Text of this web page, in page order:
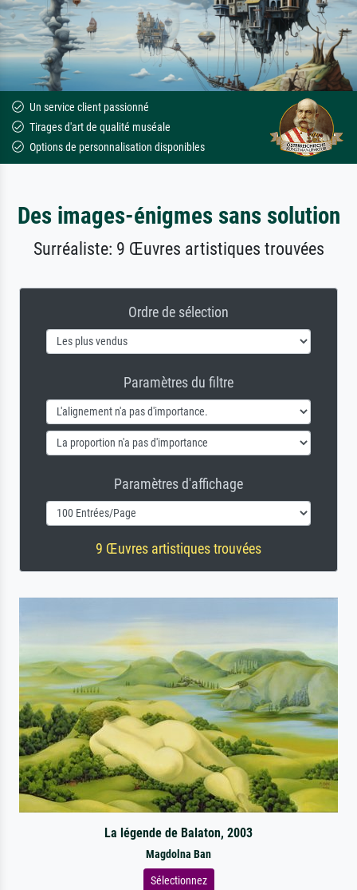
Un service client passionné
Tirages d'art de qualité muséale
Options de personnalisation disponibles
Des images-énigmes sans solution
Surréaliste: 9 Œuvres artistiques trouvées
Ordre de sélection
Paramètres du filtre
Paramètres d'affichage
9 Œuvres artistiques trouvées
La légende de Balaton, 2003
Magdolna Ban
Sélectionnez